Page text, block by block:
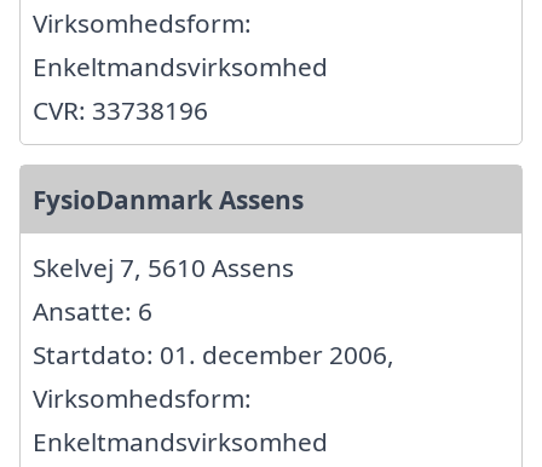
Virksomhedsform:
Enkeltmandsvirksomhed
CVR: 33738196
FysioDanmark Assens
Skelvej 7, 5610 Assens
Ansatte: 6
Startdato: 01. december 2006,
Virksomhedsform:
Enkeltmandsvirksomhed